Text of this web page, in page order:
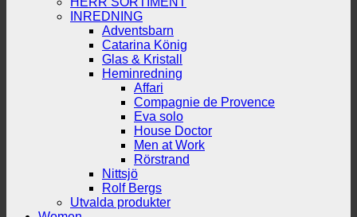
INREDNING
Adventsbarn
Catarina König
Glas & Kristall
Heminredning
Affari
Compagnie de Provence
Eva solo
House Doctor
Men at Work
Rörstrand
Nittsjö
Rolf Bergs
Utvalda produkter